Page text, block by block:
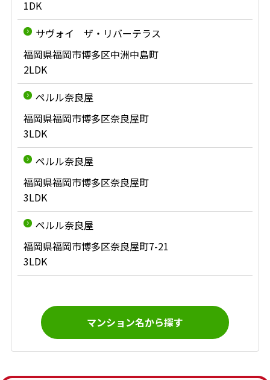
1DK
サヴォイ ザ・リバーテラス
福岡県福岡市博多区中洲中島町
2LDK
ペルル奈良屋
福岡県福岡市博多区奈良屋町
3LDK
ペルル奈良屋
福岡県福岡市博多区奈良屋町
3LDK
ペルル奈良屋
福岡県福岡市博多区奈良屋町7-21
3LDK
マンション名から探す